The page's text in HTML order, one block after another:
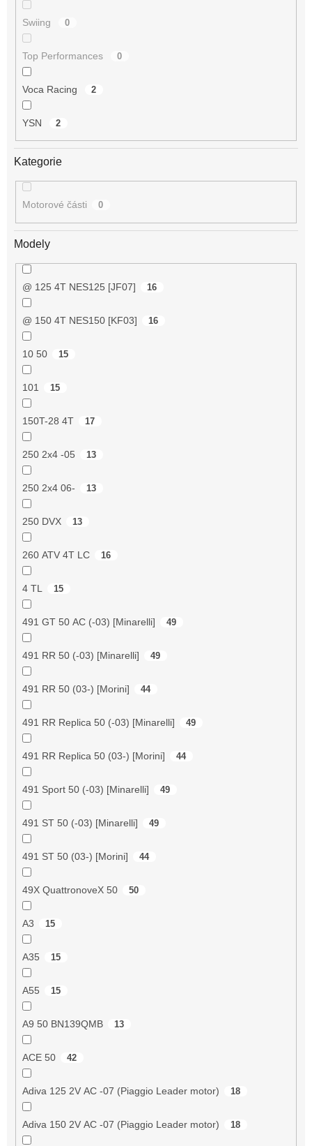
Swiing 0
Top Performances 0
Voca Racing 2
YSN 2
Kategorie
Motorové části 0
Modely
@ 125 4T NES125 [JF07] 16
@ 150 4T NES150 [KF03] 16
10 50 15
101 15
150T-28 4T 17
250 2x4 -05 13
250 2x4 06- 13
250 DVX 13
260 ATV 4T LC 16
4 TL 15
491 GT 50 AC (-03) [Minarelli] 49
491 RR 50 (-03) [Minarelli] 49
491 RR 50 (03-) [Morini] 44
491 RR Replica 50 (-03) [Minarelli] 49
491 RR Replica 50 (03-) [Morini] 44
491 Sport 50 (-03) [Minarelli] 49
491 ST 50 (-03) [Minarelli] 49
491 ST 50 (03-) [Morini] 44
49X QuattronoveX 50 50
A3 15
A35 15
A55 15
A9 50 BN139QMB 13
ACE 50 42
Adiva 125 2V AC -07 (Piaggio Leader motor) 18
Adiva 150 2V AC -07 (Piaggio Leader motor) 18